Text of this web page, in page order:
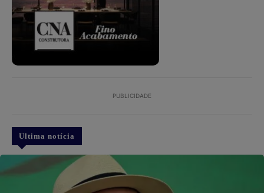
PUBLICIDADE
Ultima notícia